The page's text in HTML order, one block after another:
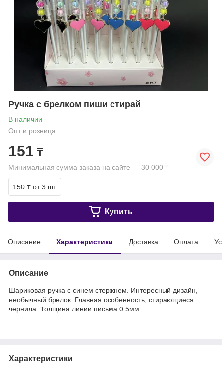
Ручка с брелком пиши стирай
В наличии
Опт и розница
151 ₸
Минимальная сумма заказа на сайте — 30 000 ₸
150 ₸ от 3 шт.
Купить
Описание Характеристики Доставка Оплата
Описание
Шариковая ручка с синем стержнем. Интересный дизайн,
необычный брелок. Главная особенность, стирающиеся
чернила. Толщина линии письма 0.5мм.
Характеристики